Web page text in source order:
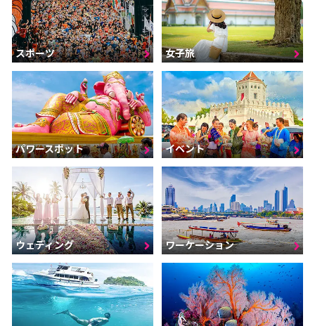
スポーツ 女子旅
パワースポット イベント
ウェディング ワーケーション